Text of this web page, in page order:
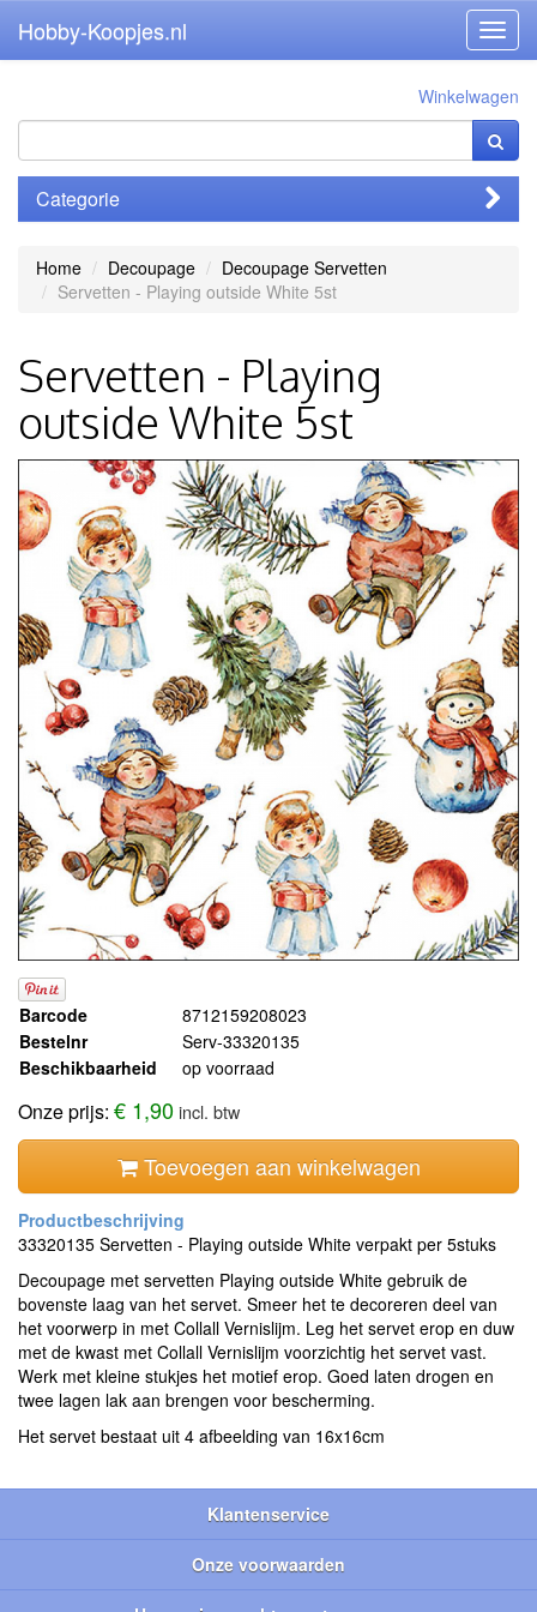
Hobby-Koopjes.nl
Winkelwagen
Categorie
Home Decoupage
Decoupage Servetten
Servetten - Playing outside White 5st
Servetten - Playing
outside White 5st
Barcode
8712159208023
Bestelnr
Serv-33320135
Beschikbaarheid
op voorraad
Onze prijs: € 1,90incl. btw
Toevoegen aan winkelwagen
33320135 Servetten - Playing outside White verpakt per 5stuks
Decoupage met servetten Playing outside White gebruik de
bovenste laag van het servet. Smeer het te decoreren deel van
het voorwerp in met Collall Vernislijm. Leg het servet erop en duw
met de kwast met Collall Vernislijm voorzichtig het servet vast.
Werk met kleine stukjes het motief erop. Goed laten drogen en
twee lagen lak aan brengen voor bescherming.
Het servet bestaat uit 4 afbeelding van 16x16cm
Klantenservice
Onze voorwaarden